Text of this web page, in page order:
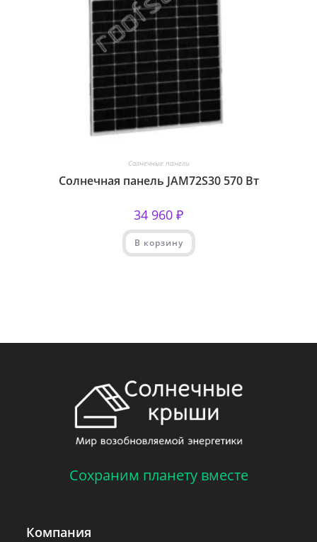
Солнечные панели
Солнечная панель JAM72S30 570 Вт
34 960 ₽
В корзину
Сохраним планету вместе
Компания